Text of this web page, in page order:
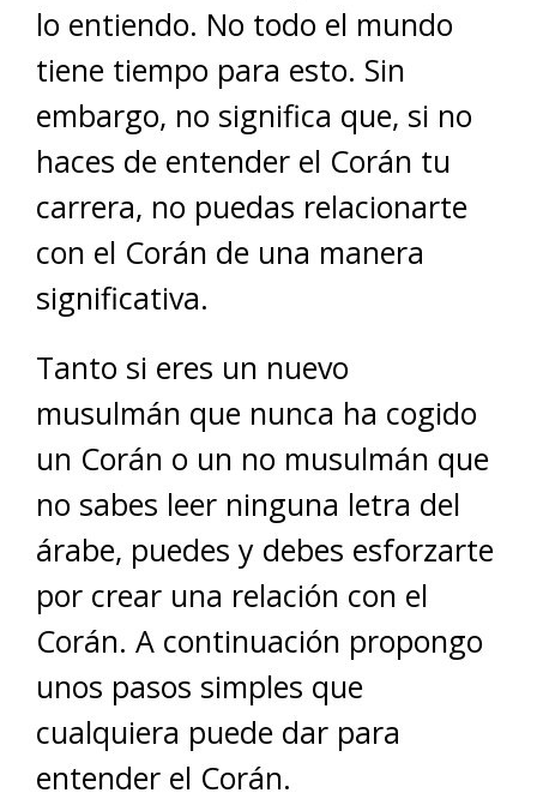
lo entiendo. No todo el mundo
tiene tiempo para esto. Sin
embargo, no significa que, si no
haces de entender el Corán tu
carrera, no puedas relacionarte
con el Corán de una manera
significativa.
Tanto si eres un nuevo
musulmán que nunca ha cogido
un Corán o un no musulmán que
no sabes leer ninguna letra del
árabe, puedes y debes esforzarte
por crear una relación con el
Corán. A continuación propongo
unos pasos simples que
cualquiera puede dar para
entender el Corán.